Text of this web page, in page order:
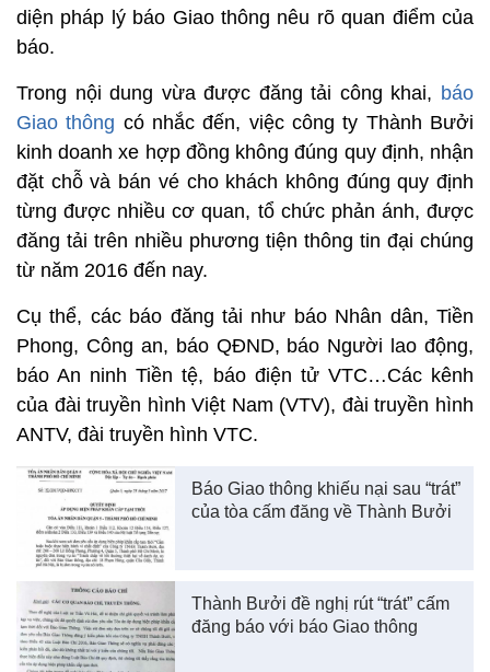
diện pháp lý báo Giao thông nêu rõ quan điểm của
báo.
Trong nội dung vừa được đăng tải công khai, báo
Giao thông có nhắc đến, việc công ty Thành Bưởi
kinh doanh xe hợp đồng không đúng quy định, nhận
đặt chỗ và bán vé cho khách không đúng quy định
từng được nhiều cơ quan, tổ chức phản ánh, được
đăng tải trên nhiều phương tiện thông tin đại chúng
từ năm 2016 đến nay.
Cụ thể, các báo đăng tải như báo Nhân dân, Tiền
Phong, Công an, báo QĐND, báo Người lao động,
báo An ninh Tiền tệ, báo điện tử VTC…Các kênh
của đài truyền hình Việt Nam (VTV), đài truyền hình
ANTV, đài truyền hình VTC.
Báo Giao thông khiếu nại sau “trát”
của tòa cấm đăng về Thành Bưởi
Thành Bưởi đề nghị rút “trát” cấm
đăng báo với báo Giao thông